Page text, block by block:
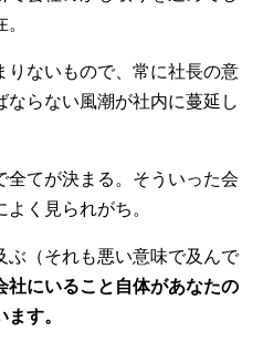
りないもので、常に社長の意
ならない風潮が社内に蔓延し
全てが決まる。そういった会
く見られがち。
ぶ（それも悪い意味で及んで
社にいること自体があなたの
す。